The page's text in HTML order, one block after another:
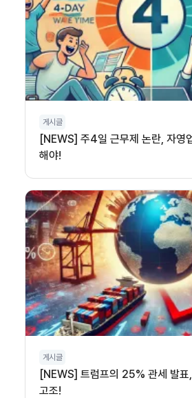
게시글
[NEWS] 주4일 근무제 논란, 자영
해야!
게시글
[NEWS] 트럼프의 25% 관세 발표
고조!